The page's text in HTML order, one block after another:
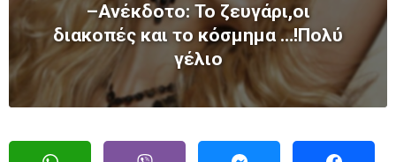
–Ανέκδοτο: Το ζευγάρι,οι
διακοπές και το κόσμημα …!Πολύ
γέλιο